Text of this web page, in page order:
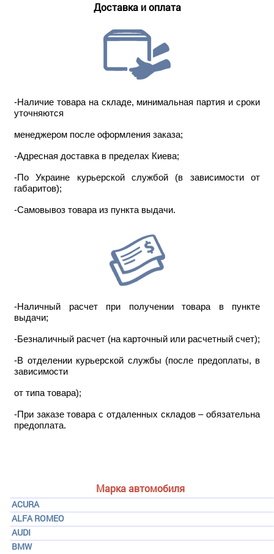
Марка автомобиля
ACURA
ALFA ROMEO
AUDI
BMW
Доставка и оплата
-Наличие товара на складе, минимальная партия и сроки
уточняются
менеджером после оформления заказа;
-Адресная доставка в пределах Киева;
-По Украине курьерской службой (в зависимости от
габаритов);
-Самовывоз товара из пункта выдачи.
-Наличный расчет при получении товара в пункте
выдачи;
-Безналичный расчет (на карточный или расчетный счет);
-В отделении курьерской службы (после предоплаты, в
зависимости
от типа товара);
-При заказе товара с отдаленных складов – обязательна
предоплата.